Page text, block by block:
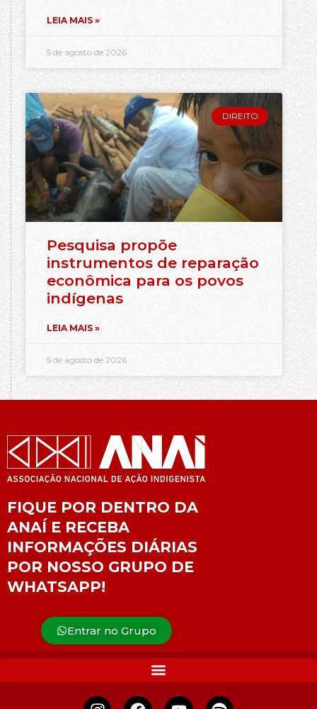
LEIA MAIS »
5 de agosto de 2026
DIREITO
Pesquisa propõe
instrumentos de reparação
econômica para os povos
indígenas
LEIA MAIS »
5 de agosto de 2026
FIQUE POR DENTRO DA
ANAÍ E RECEBA
INFORMAÇÕES DIÁRIAS
POR NOSSO GRUPO DE
WHATSAPP!
Entrar no Grupo